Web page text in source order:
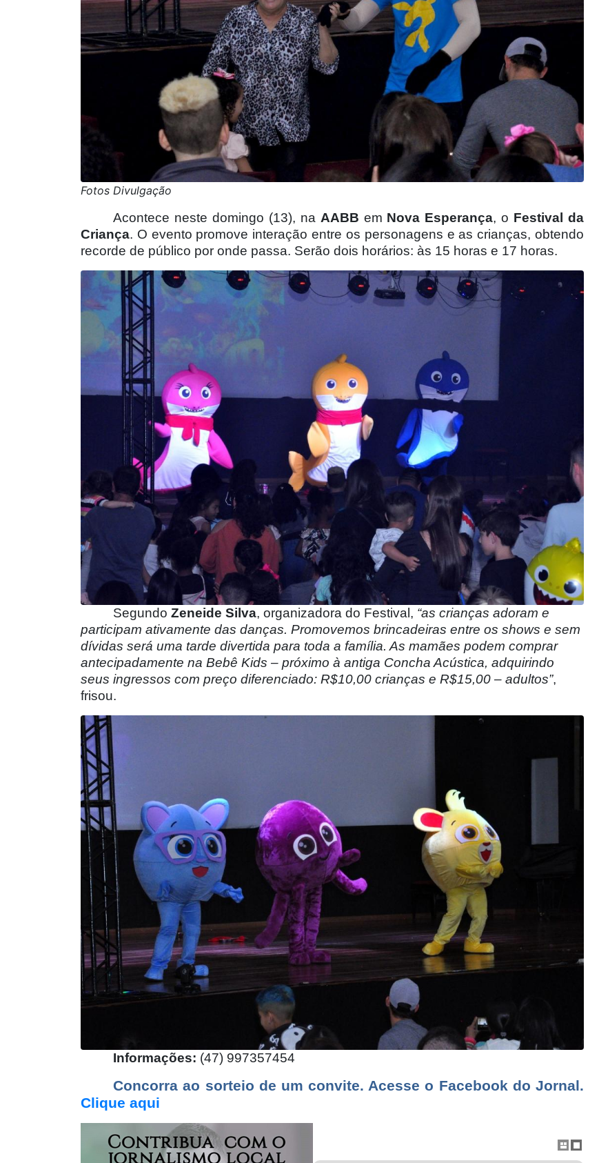
Fotos Divulgação
Acontece neste domingo (13), na AABB em Nova Esperança, o Festival da
Criança. O evento promove interação entre os personagens e as crianças, obtendo
recorde de público por onde passa. Serão dois horários: às 15 horas e 17 horas.
SegundoZeneide Silva, organizadora do Festival, “as crianças adoram e
participam ativamente das danças. Promovemos brincadeiras entre os shows e sem
dívidas será uma tarde divertida para toda a família. As mamães podem comprar
antecipadamente na Bebê Kids – próximo à antiga Concha Acústica, adquirindo
seus ingressos com preço diferenciado: R$10,00 crianças e R$15,00 – adultos”,
frisou.
Informações: (47) 997357454
Concorra ao sorteio de um convite. Acesse o Facebook do Jornal.
Clique aqui